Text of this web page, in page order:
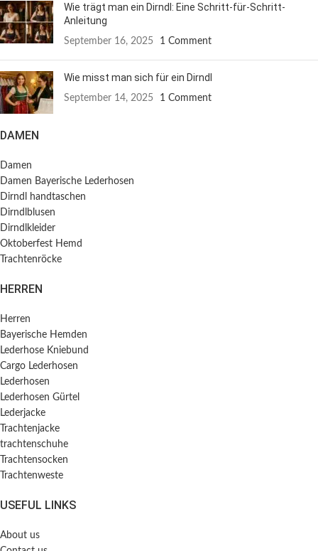
Wie trägt man ein Dirndl: Eine Schritt-für-Schritt-
Anleitung
September 16, 2025 1 Comment
Wie misst man sich für ein Dirndl
September 14, 2025 1 Comment
DAMEN
Damen
Damen Bayerische Lederhosen
Dirndl handtaschen
Dirndlblusen
Dirndlkleider
Oktoberfest Hemd
Trachtenröcke
HERREN
Herren
Bayerische Hemden​
Lederhose Kniebund
Cargo Lederhosen
Lederhosen
Lederhosen Gürtel
Lederjacke
Trachtenjacke
trachtenschuhe
Trachtensocken
Trachtenweste
USEFUL LINKS
About us